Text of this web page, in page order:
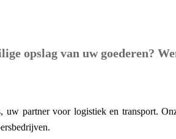
opslag van uw goederen?
partner voor logistiek en transport.